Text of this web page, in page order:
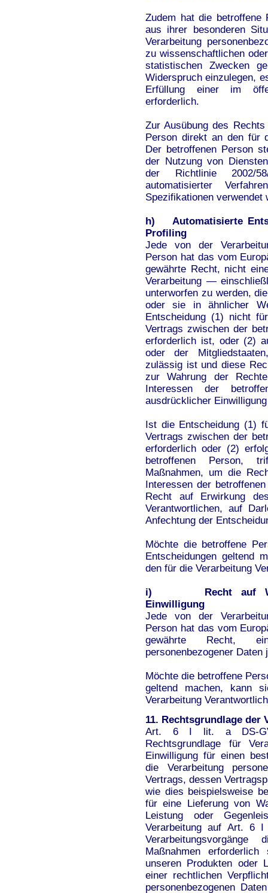
Zudem hat die
aus ihrer besonderen
Verarbeitung
zu wissenschaftlichen
statistischen Zwecken
Widerspruch einzulegen,
Erfüllung einer im
erforderlich.
Zur Ausübung des
Person direkt an den für
Der betroffenen Person
der Nutzung von
der Richtlinie 2002/
automatisierter
Spezifikationen verwendet
h) Automatisierte
Profiling
Jede von der
Person hat das vom
gewährte Recht, nicht
Verarbeitung —
unterworfen zu werden,
oder sie in ähnlicher
Entscheidung (1) nicht
Vertrags zwischen der
erforderlich ist, oder (2)
oder der
zulässig ist und diese
zur Wahrung der
Interessen der
ausdrücklicher
Ist die Entscheidung (1)
Vertrags zwischen der
erforderlich oder (2)
betroffenen Person,
Maßnahmen, um die
Interessen der
Recht auf Erwirkung
Verantwortlichen, auf
Anfechtung der
Möchte die betroffene
Entscheidungen geltend
den für die Verarbeitung
i) Recht auf
Einwilligung
Jede von der
Person hat das vom
gewährte Recht,
personenbezogener
Möchte die betroffene
geltend machen, kann
Verarbeitung
11. Rechtsgrundlage der
Art. 6 I lit. a DS-
Rechtsgrundlage für
Einwilligung für einen
die Verarbeitung
Vertrags, dessen
wie dies beispielsweise
für eine Lieferung von
Leistung oder
Verarbeitung auf Art. 6
Maßnahmen
unseren Produkten oder
einer rechtlichen
personenbezogenen